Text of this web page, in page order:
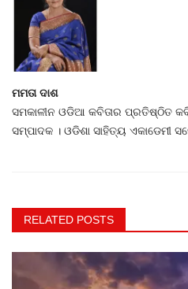
ମମତା ଦାଶ
ସମକାଳୀନ ଓଡିଆ କବିତାର ପ୍ରତିଷ୍ଠିତ
ସମ୍ପାଦକ । ଓଡିଶା ସାହିତ୍ୟ ଏକାଡେମୀ
RELATED POSTS